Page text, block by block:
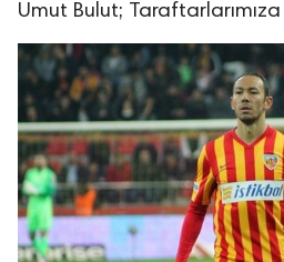
Umut Bulut;